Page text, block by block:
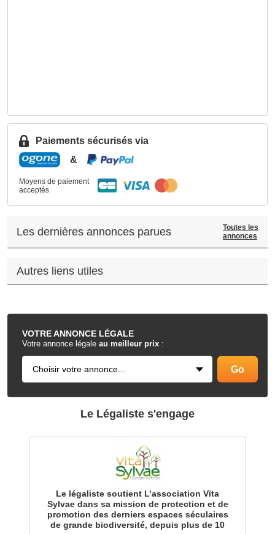
VOTREANNONCE LÉGALE
Votre annonce légale au meilleur prix :
Paiements sécurisés via
&
Moyens de paiement
acceptés
Les dernières annonces parues
Toutes les
annonces
Autres liens utiles
.
Le Légaliste s'engage
Le légaliste soutient L’association Vita
Sylvae dans sa mission de protection et de
promotion des derniers espaces séculaires
de grande biodiversité, depuis plus de 10